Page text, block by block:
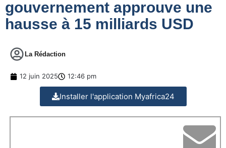
gouvernement approuve une
hausse à 15 milliards USD
La Rédaction
12 juin 2025 12:46 pm
Installer l'application Myafrica24